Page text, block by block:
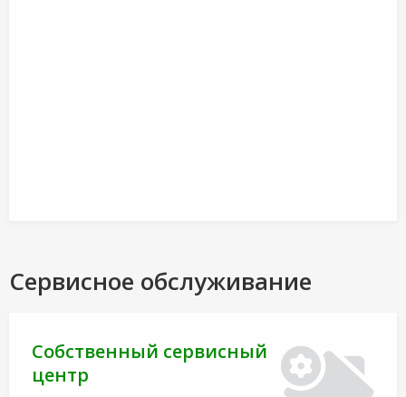
Сервисное обслуживание
Собственный сервисный
центр